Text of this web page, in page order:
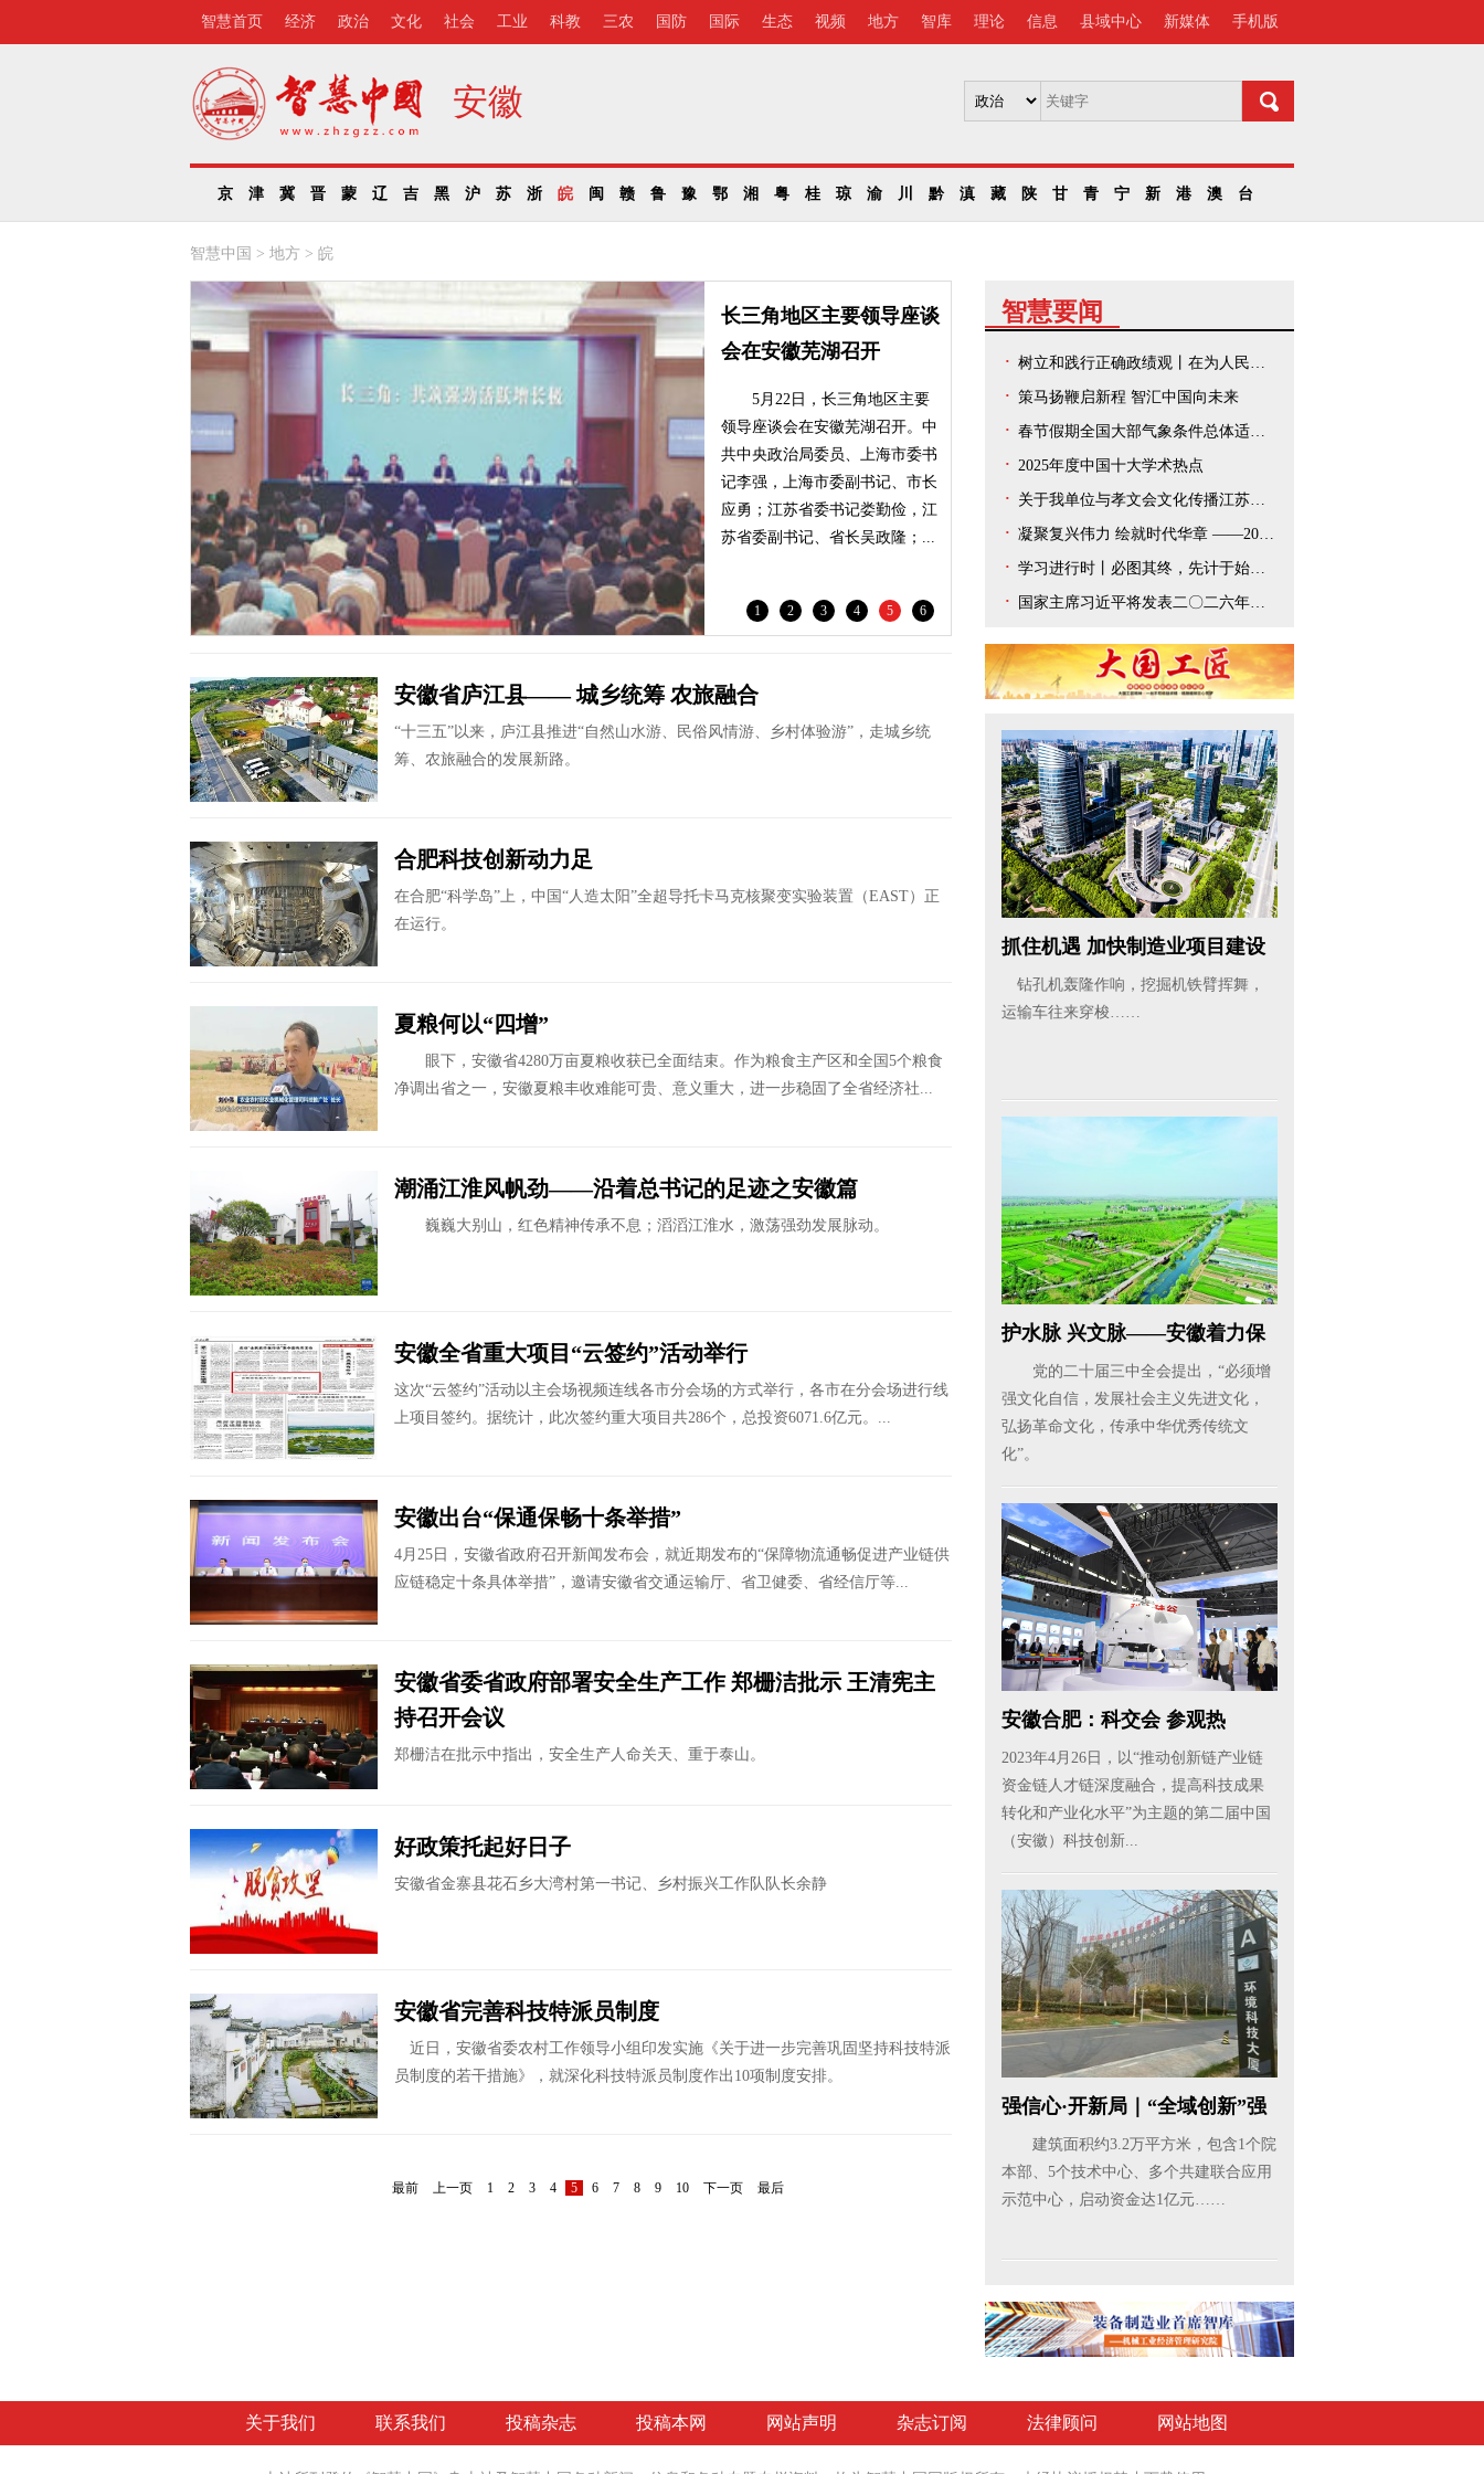
智慧首页 经济 政治 文化 社会 工业 科教 三农 国防 国际 生态 视频 地方 智库 理论 信息 县域中心 新媒体 手机版
安徽
京 津 冀 晋 蒙 辽 吉 黑 沪 苏 浙 皖 闽 赣 鲁 豫 鄂 湘 粤 桂 琼 渝 川 黔 滇 藏 陕 甘 青 宁 新 港 澳 台
智慧中国 > 地方 > 皖
长三角地区主要领导座谈
会在安徽芜湖召开
5月22日，长三角地区主要
领导座谈会在安徽芜湖召开。中
共中央政治局委员、上海市委书
记李强，上海市委副书记、市长
应勇；江苏省委书记娄勤俭，江
苏省委副书记、省长吴政隆；...
1 2 3 4 5 6
安徽省庐江县—— 城乡统筹 农旅融合
“十三五”以来，庐江县推进“自然山水游、民俗风情游、乡村体验游”，走城乡统
筹、农旅融合的发展新路。
合肥科技创新动力足
在合肥“科学岛”上，中国“人造太阳”全超导托卡马克核聚变实验装置（EAST）正
在运行。
夏粮何以“四增”
眼下，安徽省4280万亩夏粮收获已全面结束。作为粮食主产区和全国5个粮食
净调出省之一，安徽夏粮丰收难能可贵、意义重大，进一步稳固了全省经济社...
潮涌江淮风帆劲——沿着总书记的足迹之安徽篇
巍巍大别山，红色精神传承不息；滔滔江淮水，激荡强劲发展脉动。
安徽全省重大项目“云签约”活动举行
这次“云签约”活动以主会场视频连线各市分会场的方式举行，各市在分会场进行线
上项目签约。据统计，此次签约重大项目共286个，总投资6071.6亿元。...
安徽出台“保通保畅十条举措”
4月25日，安徽省政府召开新闻发布会，就近期发布的“保障物流通畅促进产业链供
应链稳定十条具体举措”，邀请安徽省交通运输厅、省卫健委、省经信厅等...
安徽省委省政府部署安全生产工作 郑栅洁批示 王清宪主
持召开会议
郑栅洁在批示中指出，安全生产人命关天、重于泰山。
好政策托起好日子
安徽省金寨县花石乡大湾村第一书记、乡村振兴工作队队长余静
安徽省完善科技特派员制度
近日，安徽省委农村工作领导小组印发实施《关于进一步完善巩固坚持科技特派
员制度的若干措施》，就深化科技特派员制度作出10项制度安排。
最前 上一页 1 2 3 4 5 6 7 8 9 10 下一页 最后
智慧要闻
树立和践行正确政绩观丨在为人民出政绩、以实干出政绩上走在前、作示范——中央和国家机关、人民团体扎实开展树立和践行正确政绩观学习教育
策马扬鞭启新程 智汇中国向未来
春节假期全国大部气象条件总体适宜出游
2025年度中国十大学术热点
关于我单位与孝文会文化传播江苏有限公司解除合作协议的声明
凝聚复兴伟力 绘就时代华章 ——2025年宣传思想文化事业开创新局面
学习进行时丨必图其终，先计于始——总书记新年贺词给我们以深刻启迪
国家主席习近平将发表二〇二六年新年贺词
抓住机遇 加快制造业项目建设
（干...
钻孔机轰隆作响，挖掘机铁臂挥舞，
运输车往来穿梭……
护水脉 兴文脉——安徽着力保
护传...
党的二十届三中全会提出，“必须增
强文化自信，发展社会主义先进文化，
弘扬革命文化，传承中华优秀传统文
化”。
安徽合肥：科交会 参观热
2023年4月26日，以“推动创新链产业链
资金链人才链深度融合，提高科技成果
转化和产业化水平”为主题的第二届中国
（安徽）科技创新...
强信心·开新局｜“全域创新”强
科...
建筑面积约3.2万平方米，包含1个院
本部、5个技术中心、多个共建联合应用
示范中心，启动资金达1亿元……
关于我们 联系我们 投稿杂志 投稿本网 网站声明 杂志订阅 法律顾问 网站地图